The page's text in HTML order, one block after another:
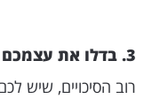
3. בדלו את עצמכם מן המתחרים
רוב הסיכויים, שיש